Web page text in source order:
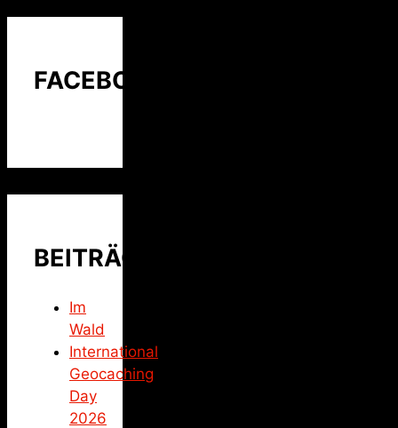
FACEBOOK
BEITRÄGE
Im
Wald
International
Geocaching
Day
2026